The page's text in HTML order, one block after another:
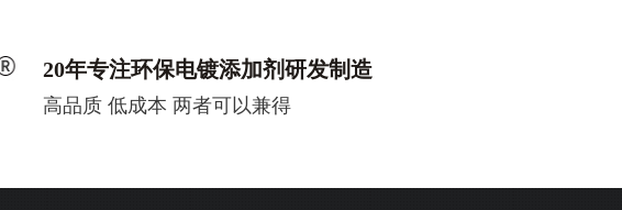
20年专注环保电镀添加剂研发制造
高品质 低成本 两者可以兼得